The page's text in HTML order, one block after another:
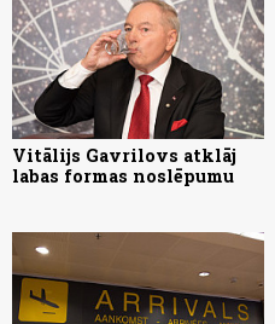
Vitālijs Gavrilovs atklāj
labas formas noslēpumu